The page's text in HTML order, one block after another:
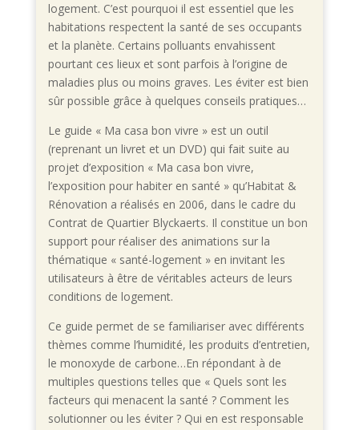
logement. C’est pourquoi il est essentiel que les
habitations respectent la santé de ses occupants
et la planète. Certains polluants envahissent
pourtant ces lieux et sont parfois à l’origine de
maladies plus ou moins graves. Les éviter est bien
sûr possible grâce à quelques conseils pratiques…
Le guide « Ma casa bon vivre » est un outil
(reprenant un livret et un DVD) qui fait suite au
projet d’exposition « Ma casa bon vivre,
l’exposition pour habiter en santé » qu’Habitat &
Rénovation a réalisés en 2006, dans le cadre du
Contrat de Quartier Blyckaerts. Il constitue un bon
support pour réaliser des animations sur la
thématique « santé-logement » en invitant les
utilisateurs à être de véritables acteurs de leurs
conditions de logement.
Ce guide permet de se familiariser avec différents
thèmes comme l’humidité, les produits d’entretien,
le monoxyde de carbone…En répondant à de
multiples questions telles que « Quels sont les
facteurs qui menacent la santé ? Comment les
solutionner ou les éviter ? Qui en est responsable